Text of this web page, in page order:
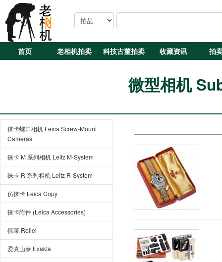
首页 老相机拍卖 科技古董拍卖 收藏资讯 拍
微型相机
徕卡螺口相机 Leica Screw-Mount
Cameras
徕卡 M 系列相机 Leitz M-System
徕卡 R 系列相机 Leitz R-System
仿徕卡 Leica Copy
徕卡附件 (Leica Accessories)
禄莱 Rollei
爱克山泰 Exakta